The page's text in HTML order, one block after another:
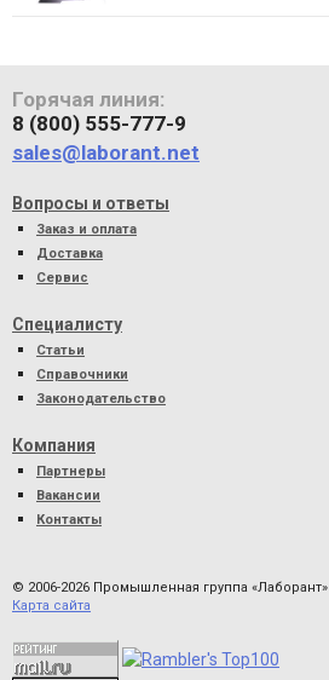
Горячая линия:
8 (800) 555-777-9
sales@laborant.net
Вопросы и ответы
Заказ и оплата
Доставка
Сервис
Специалисту
Статьи
Справочники
Законодательство
Компания
Партнеры
Вакансии
Контакты
© 2006-2026 Промышленная группа «Лаборант»
Карта сайта